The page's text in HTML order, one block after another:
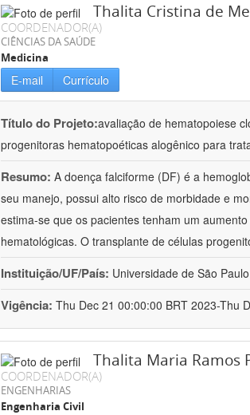
Thalita Cristina de
COORDENADOR(A)
CIÊNCIAS DA SAÚDE
Medicina
E-mail Currículo
Título do Projeto:avaliação de hematopoiese
progenitoras hematopoéticas alogênico para
Resumo: A doença falciforme (DF) é a
seu manejo, possui alto risco de morbidade e
estima-se que os pacientes tenham um
hematológicas. O transplante de células
Instituição/UF/País: Universidade de São
Vigência: Thu Dec 21 00:00:00 BRT 2023-Thu
Thalita Maria Ramos
COORDENADOR(A)
ENGENHARIAS
Engenharia Civil